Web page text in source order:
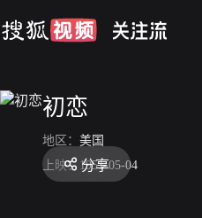
初恋
地区： 美国
上映： 1951-05-04
分享